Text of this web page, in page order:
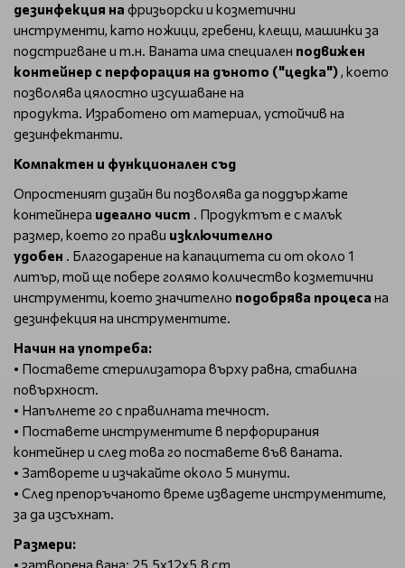
дезинфекция на фризьорски и козметични
инструменти, като ножици, гребени, клещи, машинки за
подстригване и т.н. Ваната има специален подвижен
контейнер с перфорация на дъното ("цедка"), което
позволява цялостно изсушаване на
продукта. Изработено от материал, устойчив на
дезинфектанти.
Компактен и функционален съд
Опростеният дизайн ви позволява да поддържате
контейнера идеално чист . Продуктът е с малък
размер, което го прави изключително
удобен . Благодарение на капацитета си от около 1
литър, той ще побере голямо количество козметични
инструменти, което значително подобрява процеса на
дезинфекция на инструментите.
Начин на употреба:
• Поставете стерилизатора върху равна, стабилна
повърхност.
• Напълнете го с правилната течност.
• Поставете инструментите в перфорирания
контейнер и след това го поставете във ваната.
• Затворете и изчакайте около 5 минути.
• След препоръчаното време извадете инструментите,
за да изсъхнат.
Размери:
• затворена вана: 25.5x12x5.8 cm